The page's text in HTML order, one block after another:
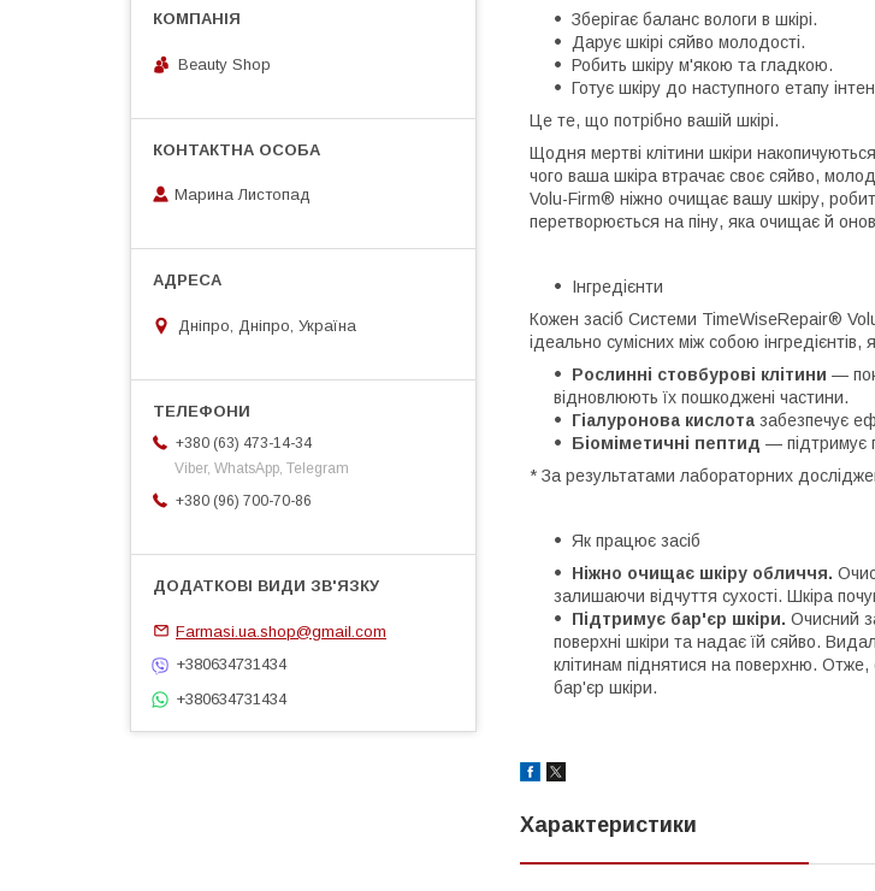
Зберігає баланс вологи в шкірі.
Дарує шкірі сяйво молодості.
Робить шкіру м'якою та гладкою.
Готує шкіру до наступного етапу
Це те, що потрібно вашій шкірі.
Щодня мертві клітини шкіри
чого ваша шкіра втрачає своє сяйво,
Volu-Firm® ніжно очищає вашу шкіру,
перетворюється на піну, яка очищає й
Інгредієнти
Кожен засіб Системи TimeWiseRepair®
ідеально сумісних між собою інгредієнтів,
Рослинні стовбурові клітини —
відновлюють їх пошкоджені частини.
Гіалуронова кислота забезпечує
Біоміметичні пептид — підтримує
* За результатами лабораторних
Як працює засіб
Ніжно очищає шкіру обличчя.
залишаючи відчуття сухості. Шкіра
Підтримує бар'єр шкіри. Очисний
поверхні шкіри та надає їй сяйво.
клітинам піднятися на поверхню.
бар'єр шкіри.
Характеристики
Beauty Shop
Марина Листопад
Дніпро, Дніпро, Україна
+380 (63) 473-14-34
Viber, WhatsApp, Telegram
+380 (96) 700-70-86
Farmasi.ua.shop@gmail.com
+380634731434
+380634731434